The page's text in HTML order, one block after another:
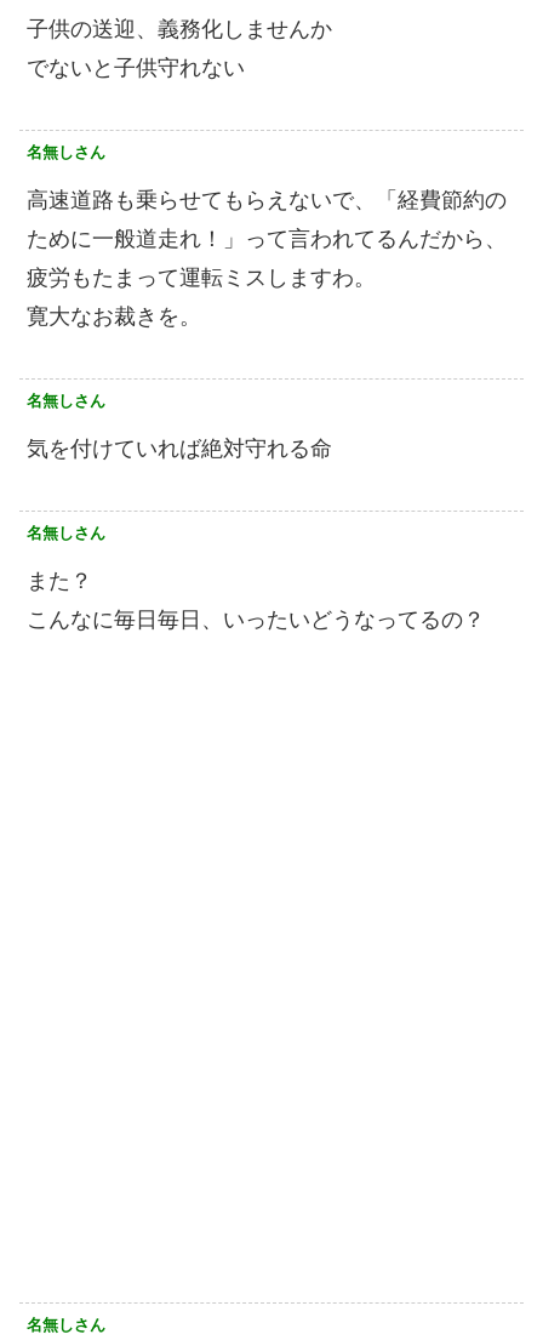
子供の送迎、義務化しませんか
でないと子供守れない
名無しさん
高速道路も乗らせてもらえないで、「経費節約の
ために一般道走れ！」って言われてるんだから、
疲労もたまって運転ミスしますわ。
寛大なお裁きを。
名無しさん
気を付けていれば絶対守れる命
名無しさん
また？
こんなに毎日毎日、いったいどうなってるの？
名無しさん